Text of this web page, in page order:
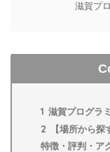
滋賀プ
1 滋賀プログラ
2
【場所から探
特徴・評判・ア